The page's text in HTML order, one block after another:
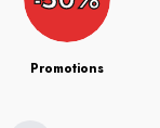
Promotions